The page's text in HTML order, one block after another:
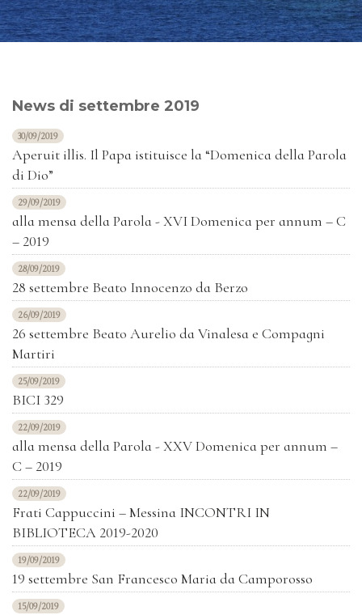
News di settembre 2019
30/09/2019
Aperuit illis. Il Papa istituisce la “Domenica della Parola
di Dio”
29/09/2019
alla mensa della Parola - XVI Domenica per annum – C
– 2019
28/09/2019
28 settembre Beato Innocenzo da Berzo
26/09/2019
26 settembre Beato Aurelio da Vinalesa e Compagni
Martiri
25/09/2019
BICI 329
22/09/2019
alla mensa della Parola - XXV Domenica per annum –
C – 2019
22/09/2019
Frati Cappuccini – Messina INCONTRI IN
BIBLIOTECA 2019-2020
19/09/2019
19 settembre San Francesco Maria da Camporosso
15/09/2019